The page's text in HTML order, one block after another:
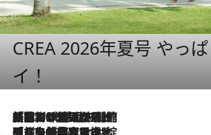
CREA 2026年夏号 やっ
イ！
2026.8.6
「荷物が増えるほど旅ストレスは増す」美容ジャーナリストがたどり着いた最終結論。“化粧品を劇的に減らす”感動の凝縮美容とは